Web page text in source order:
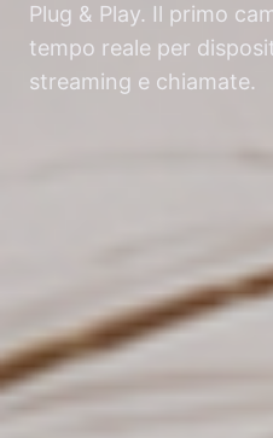
Plug & Play. Il primo
tempo reale per
streaming e chiamate.